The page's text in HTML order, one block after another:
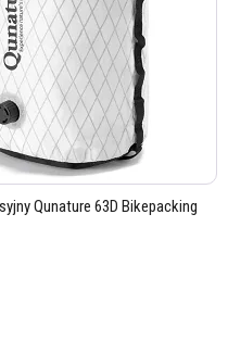
Qunature 63D Bikepacking